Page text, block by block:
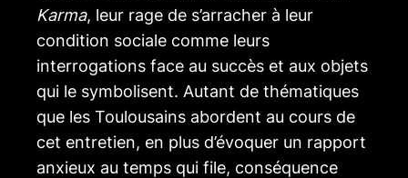
Karma, leur rage de s’arracher à leur
condition sociale comme leurs
interrogations face au succès et aux objets
qui le symbolisent. Autant de thématiques
que les Toulousains abordent au cours de
cet entretien, en plus d’évoquer un rapport
anxieux au temps qui file, conséquence